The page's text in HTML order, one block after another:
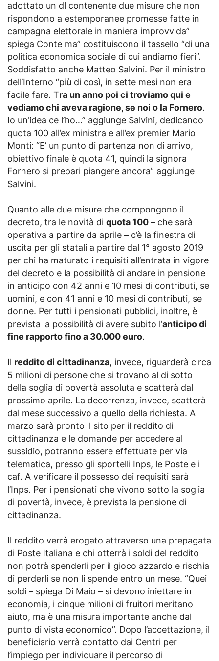
adottato un dl contenente due misure che non
rispondono a estemporanee promesse fatte in
campagna elettorale in maniera improvvida”
spiega Conte ma” costituiscono il tassello “di una
politica economica sociale di cui andiamo fieri”.
Soddisfatto anche Matteo Salvini. Per il ministro
dell’Interno “più di così, in sette mesi non era
facile fare. Tra un anno poi ci troviamo qui e
vediamo chi aveva ragione, se noi o la Fornero.
Io un’idea ce l’ho…” aggiunge Salvini, dedicando
quota 100 all’ex ministra e all’ex premier Mario
Monti: “E’ un punto di partenza non di arrivo,
obiettivo finale è quota 41, quindi la signora
Fornero si prepari piangere ancora” aggiunge
Salvini.
Quanto alle due misure che compongono il
decreto, tra le novità di quota 100– che sarà
operativa a partire da aprile – c’è la finestra di
uscita per gli statali a partire dal 1° agosto 2019
per chi ha maturato i requisiti all’entrata in vigore
del decreto e la possibilità di andare in pensione
in anticipo con 42 anni e 10 mesi di contributi, se
uomini, e con 41 anni e 10 mesi di contributi, se
donne. Per tutti i pensionati pubblici, inoltre, è
prevista la possibilità di avere subito l’anticipo di
fine rapporto fino a 30.000 euro.
Il reddito di cittadinanza, invece, riguarderà circa
5 milioni di persone che si trovano al di sotto
della soglia di povertà assoluta e scatterà dal
prossimo aprile. La decorrenza, invece, scatterà
dal mese successivo a quello della richiesta. A
marzo sarà pronto il sito per il reddito di
cittadinanza e le domande per accedere al
sussidio, potranno essere effettuate per via
telematica, presso gli sportelli Inps, le Poste e i
caf. A verificare il possesso dei requisiti sarà
l’Inps. Per i pensionati che vivono sotto la soglia
di povertà, invece, è prevista la pensione di
cittadinanza.
Il reddito verrà erogato attraverso una prepagata
di Poste Italiana e chi otterrà i soldi del reddito
non potrà spenderli per il gioco azzardo e rischia
di perderli se non li spende entro un mese. “Quei
soldi – spiega Di Maio – si devono iniettare in
economia, i cinque milioni di fruitori meritano
aiuto, ma è una misura importante anche dal
punto di vista economico”. Dopo l’accettazione, il
beneficiario verrà contatto dai Centri per
l’impiego per individuare il percorso di